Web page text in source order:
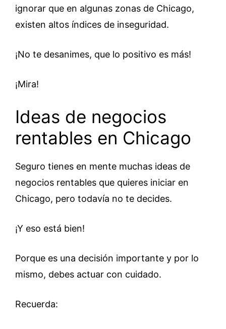
ignorar que en algunas zonas de Chicago,
existen altos índices de inseguridad.
¡No te desanimes, que lo positivo es más!
¡Mira!
Ideas de negocios
rentables en Chicago
Seguro tienes en mente muchas ideas de
negocios rentables que quieres iniciar en
Chicago, pero todavía no te decides.
¡Y eso está bien!
Porque es una decisión importante y por lo
mismo, debes actuar con cuidado.
Recuerda: